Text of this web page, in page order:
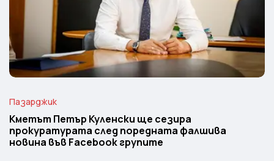
Пазарджик
Кметът Петър Куленски ще сезира
прокуратурата след поредната фалшива
новина във Facebook групите